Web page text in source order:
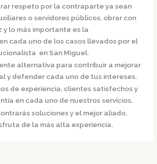
respeto por la contraparte ya sean
o servidores públicos, obrar con
lo más importante es la
cada uno de los casos llevados por el
en San Miguel.
alternativa para contribuir a mejorar
y defender cada uno de tus intereses.
de experiencia, clientes satisfechos y
en cada uno de nuestros servicios.
soluciones y el mejor aliado.
de la más alta experiencia.